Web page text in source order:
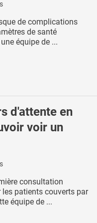
de complications
de santé
équipe de ...
d'attente en
voir un
consultation
patients couverts par
équipe de ...